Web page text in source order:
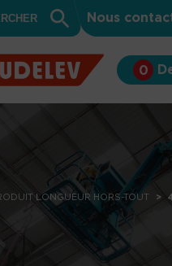
Search
Button
Nous
0
LONGUEUR HORS-TOUT